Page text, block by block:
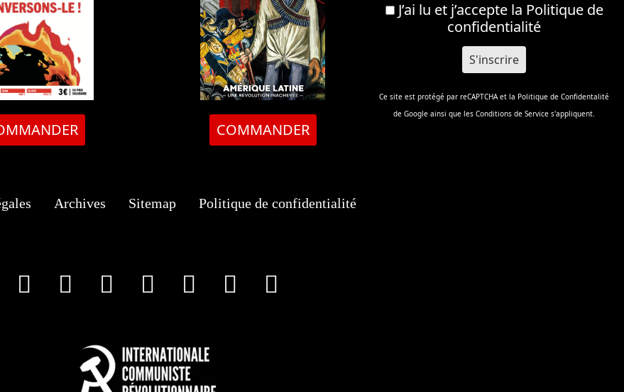
COMMANDER
J’ai lu et j’accepte la Politique de
confidentialité
Ce site est protégé par reCAPTCHA et la Politique de Confidentalité
de Google ainsi que les Conditions de Service s'appliquent.
Archives Sitemap Politique de confidentialité
facebookInstagram
Youtube
Tik TokWhatsApp